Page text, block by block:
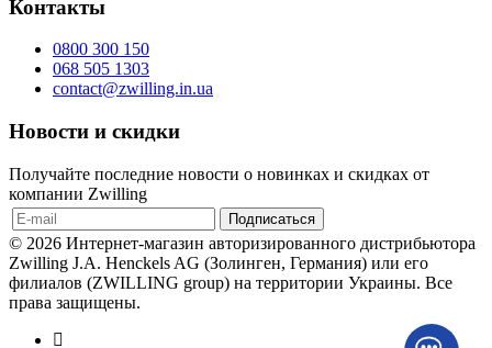
Контакты
0800 300 150
068 505 1303
contact@zwilling.in.ua
Новости и скидки
Получайте последние новости о новинках и скидках от
компании Zwilling
© 2026 Интернет-магазин авторизированного дистрибьютора
Zwilling J.A. Henckels AG (Золинген, Германия) или его
филиалов (ZWILLING group) на территории Украины. Все
права защищены.